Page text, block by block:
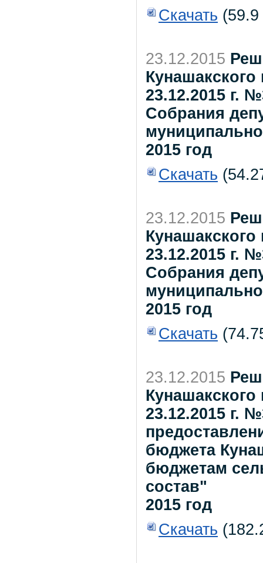
Скачать
23.12.2015
23.12.2015 г.
Собрания
2015 год
Скачать
23.12.2015
23.12.2015 г.
Собрания
2015 год
Скачать
23.12.2015
23.12.2015 г.
бюджета
бюджетам
состав"
2015 год
Скачать